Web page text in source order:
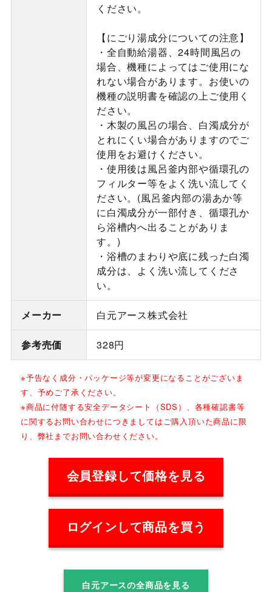
ください。
【にごり湯成分についての注意】
・全自動給湯器、24時間風呂の
場合、機種によってはご使用にな
れない場合があります。お使いの
機種の説明書を確認の上ご使用く
ださい。
・木製の風呂の場合、白濁成分が
とれにくい場合がありますのでご
使用をお避けください。
・使用後は風呂釜内部や循環孔の
フィルター等をよく洗い流してく
ださい。(風呂釜内部の湯あか等
に白濁成分が一部付き、循環孔か
ら浴槽内へ出ることがありま
す。)
・浴槽のまわりや底に残った白濁
成分は、よく洗い流してくださ
い。
メーカー 白元アース株式会社
参考売価 328円
※予告なく成分・パッケージ等が変更になることがございま
す、予めご了承ください。
※商品に付随する安全データシート（SDS）、各種確認書等
に関するお問い合わせにつきましてはご購入頂いた商品に限
り、弊社までお問い合わせください。
会員登録して価格を見る
ログインして商品を買う
白元アースの全商品を見る